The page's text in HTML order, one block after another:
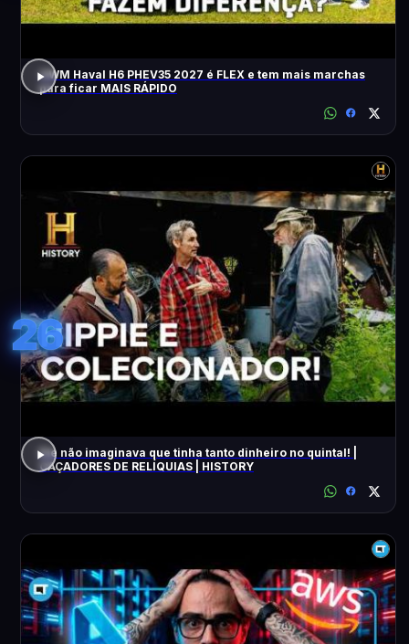
GWM Haval H6 PHEV35 2027 é FLEX e tem mais marchas
para ficar MAIS RÁPIDO
26
Ele não imaginava que tinha tanto dinheiro no quintal! |
CAÇADORES DE RELÍQUIAS | HISTORY